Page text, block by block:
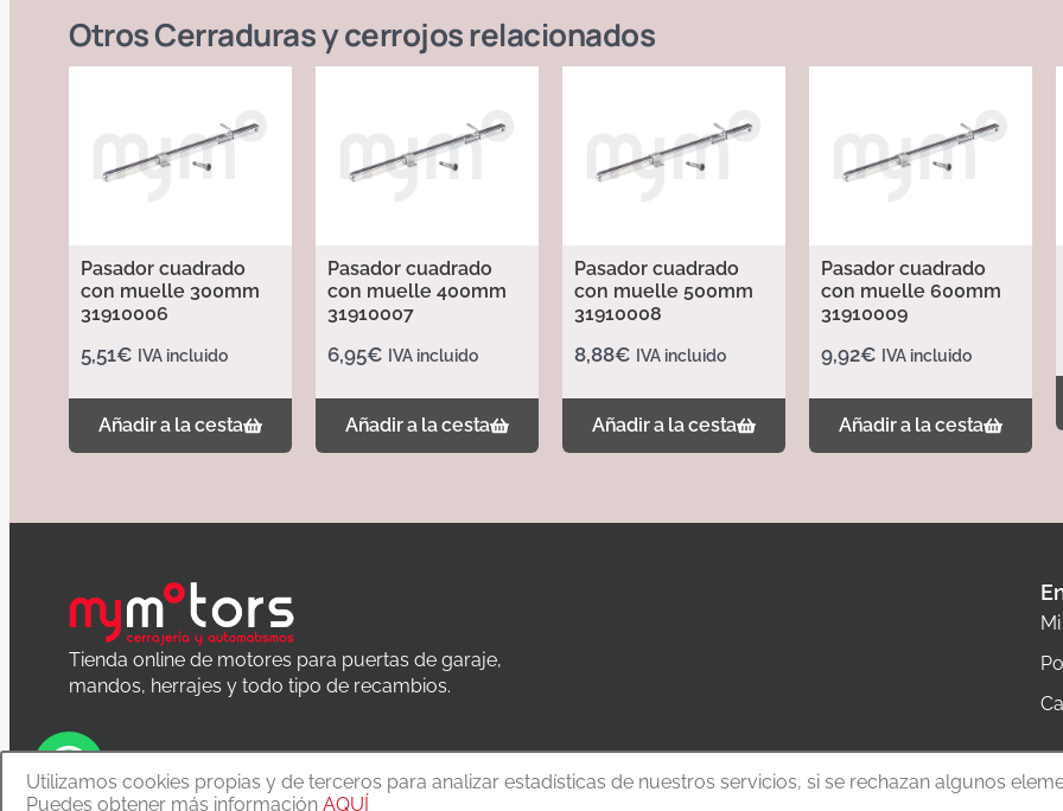
OtrosCerraduras y cerrojosrelacionados
Pasador cuadrado
con muelle 300mm
31910006
5,51€ IVA incluido
Añadir a la cesta
Pasador cuadrado
con muelle 400mm
31910007
6,95€ IVA incluido
Añadir a la cesta
Pasador cuadrado
con muelle 500mm
31910008
8,88€ IVA incluido
Añadir a la cesta
Pasador cuadrado
con muelle 600mm
31910009
9,92€ IVA incluido
Añadir a la cesta
Tienda online de motores para puertas de garaje,
mandos, herrajes y todo tipo de recambios.
Copyright © 2020 MyMoTors cerrajería y automatismos
Utilizamos cookies propias y de terceros para analizar estadísticas de nuestros servicios, si se rechazan algunos
Puedes obtener más información AQUÍ